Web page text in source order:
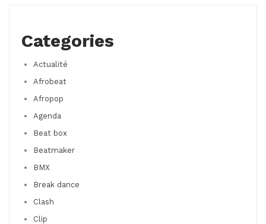
Categories
Actualité
Afrobeat
Afropop
Agenda
Beat box
Beatmaker
BMX
Break dance
Clash
Clip